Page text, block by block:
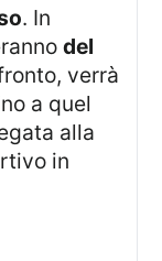
. In
del
verrà
a quel
alla
in